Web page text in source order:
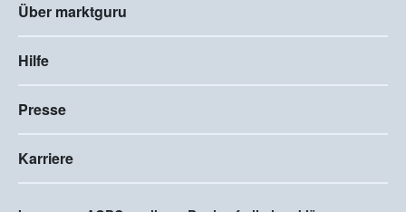
Über marktguru
Hilfe
Presse
Karriere